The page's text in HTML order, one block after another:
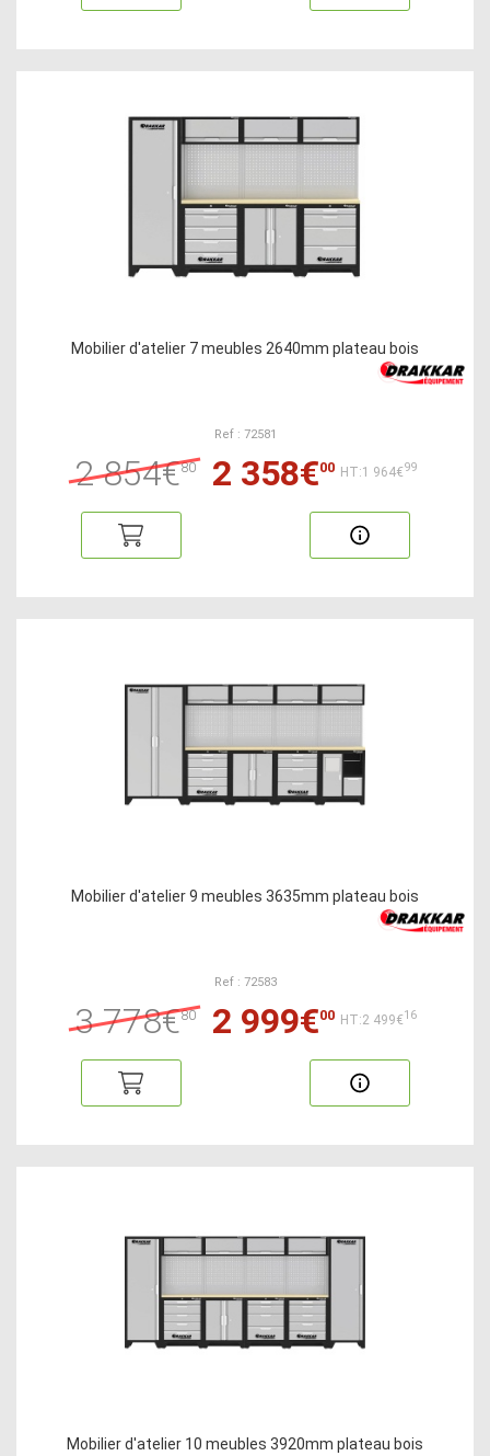
Mobilier d'atelier 7 meubles 2640mm plateau bois
Ref : 72581
2 854€80 2 358€00 HT:1 964€99
Mobilier d'atelier 9 meubles 3635mm plateau bois
Ref : 72583
3 778€80 2 999€00 HT:2 499€16
Mobilier d'atelier 10 meubles 3920mm plateau bois